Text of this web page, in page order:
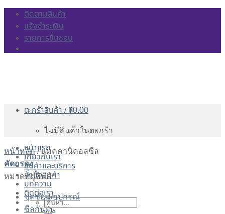
Skip
content
ติดตามสินค้า
แจ้งชำระเงิน
รายการชื่นชอบ
หน้าแรก
เกี่ยวกับเรา
สินค้าและบริการ
สั่งซื้อสินค้า
บทความ
ติดต่อเรา
ค้นหา:
ตะกร้าสินค้า /฿0.00
ไม่มีสินค้าในตะกร้า
หน้าหลัก /แมคคานิคอลซีล
คัดกรอง
หมวดหมู่สินค้า
ชุดซ่อม/อุปกรณ์
ซีลกันฝุ่น